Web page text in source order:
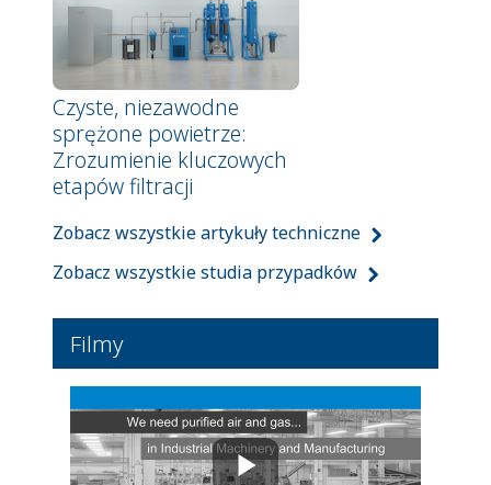
Czyste, niezawodne
sprężone powietrze:
Zrozumienie kluczowych
etapów filtracji
Zobacz wszystkie artykuły techniczne
Zobacz wszystkie studia przypadków
Filmy